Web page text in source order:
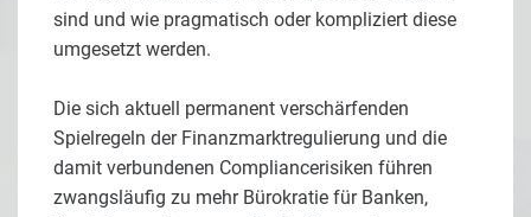
sind und wie pragmatisch oder kompliziert diese
umgesetzt werden.
Die sich aktuell permanent verschärfenden
Spielregeln der Finanzmarktregulierung und die
damit verbundenen Compliancerisiken führen
zwangsläufig zu mehr Bürokratie für Banken,